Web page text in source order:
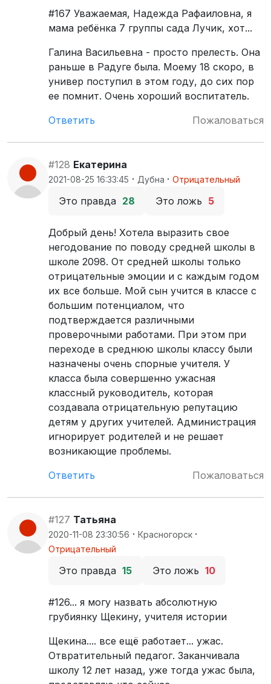
#167 Уважаемая, Надежда Рафаиловна, я
мама ребёнка 7 группы сада Лучик, хот...
Галина Васильевна - просто прелесть. Она
раньше в Радуге была. Моему 18 скоро, в
универ поступил в этом году, до сих пор
ее помнит. Очень хороший воспитатель.
Ответить
Пожаловаться
#128 Екатерина
2021-08-25 16:33:45 · Дубна · Отрицательный
Это правда 28 Это ложь 5
Добрый день! Хотела выразить свое
негодование по поводу средней школы в
школе 2098. От средней школы только
отрицательные эмоции и с каждым годом
их все больше. Мой сын учится в классе с
большим потенциалом, что
подтверждается различными
проверочными работами. При этом при
переходе в среднюю школы классу были
назначены очень спорные учителя. У
класса была совершенно ужасная
классный руководитель, которая
создавала отрицательную репутацию
детям у других учителей. Администрация
игнорирует родителей и не решает
возникающие проблемы.
Ответить
Пожаловаться
#127 Татьяна
2020-11-08 23:30:56 · Красногорск ·
Отрицательный
Это правда 15 Это ложь 10
#126... я могу назвать абсолютную
грубиянку Щекину, учителя истории
Щекина.... все ещё работает... ужас.
Отвратительный педагог. Заканчивала
школу 12 лет назад, уже тогда ужас была,